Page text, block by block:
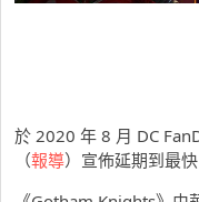
於 2020 年 8 月 DC
（報導）宣佈延期到最